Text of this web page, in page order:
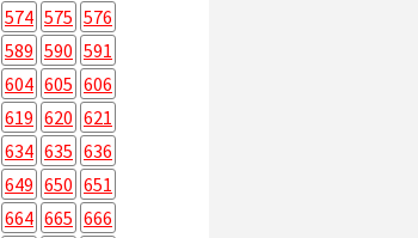
574 575 576
589 590 591
604 605 606
619 620 621
634 635 636
649 650 651
664 665 666